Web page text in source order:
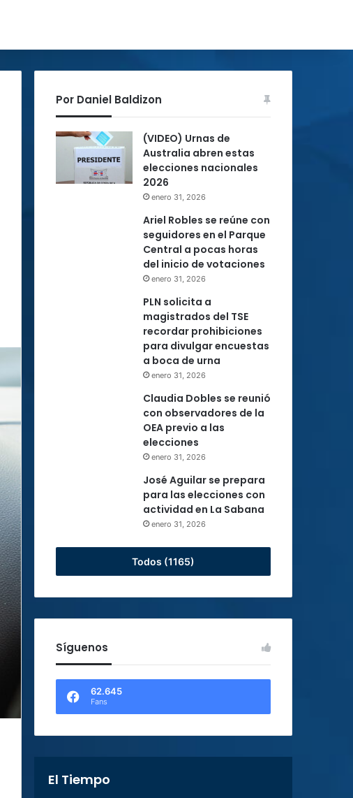
Por Daniel Baldizon
(VIDEO) Urnas de
Australia abren estas
elecciones nacionales
2026
enero 31, 2026
Ariel Robles se reúne con
seguidores en el Parque
Central a pocas horas
del inicio de votaciones
enero 31, 2026
PLN solicita a
magistrados del TSE
recordar prohibiciones
para divulgar encuestas
a boca de urna
enero 31, 2026
Claudia Dobles se reunió
con observadores de la
OEA previo a las
elecciones
enero 31, 2026
José Aguilar se prepara
para las elecciones con
actividad en La Sabana
enero 31, 2026
Todos (1165)
Síguenos
62.645
Fans
El Tiempo